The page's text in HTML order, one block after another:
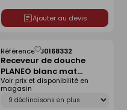
Ajouter au devis
Receveur de douche
PLANEO blanc mat
antidérapant - 140 x 80
cm
Référence :30168332
Déclinaison
Voir prix et disponibilité en
magasin
Enregistrer
comme
liste